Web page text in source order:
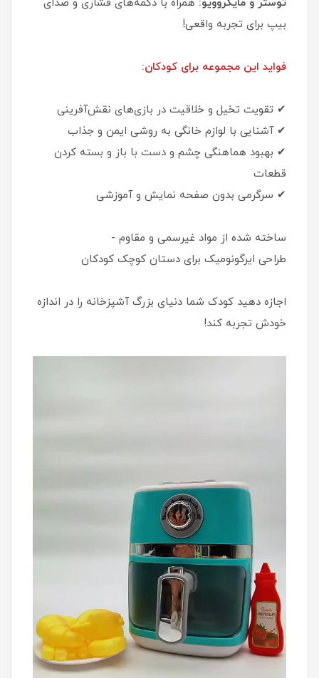
توستر و مایکروویو: همراه با دکمه‌های فشاری و صدای
بیپ برای تجربه واقعی!
فواید این مجموعه برای کودکان:
✔ تقویت تخیل و خلاقیت در بازی‌های نقش‌آفرینی
✔ آشنایی با لوازم خانگی به روشی ایمن و جذاب
✔ بهبود هماهنگی چشم و دست با باز و بسته کردن
قطعات
✔ سرگرمی بدون صفحه نمایش و آموزشی
ساخته شده از مواد غیرسمی و مقاوم -
طراحی ایرگونومیک برای دستان کوچک کودکان
اجازه دهید کودک شما دنیای بزرگ آشپزخانه را در اندازه
خودش تجربه کند!